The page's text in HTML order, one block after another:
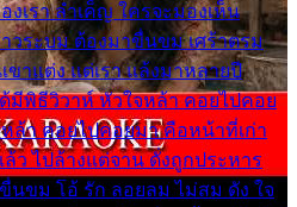
งเรา ลำเค็ญ ใครจะมองเห็น
วระบม ต้องมาขื่นขม เศร้าตรม
าแต่ง แต่เรา แล้งมาหลายปี
มีพิธีวิวาห์ หัวใจหล้า คอยไปคอย
ล้า คอยไปคอยมา คือหน้าที่เก่า
ว ไปล้างแต่จาน ดั่งถูกประหาร
นขม โอ้ รัก ลอยลม ไม่สม ดัง ใจ